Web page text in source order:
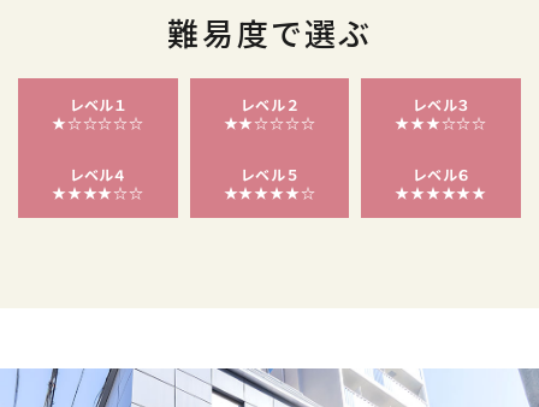
難易度で選ぶ
レベル１
★☆☆☆☆☆
レベル２
★★☆☆☆☆
レベル３
★★★☆☆☆
レベル４
★★★★☆☆
レベル５
★★★★★☆
レベル６
★★★★★★